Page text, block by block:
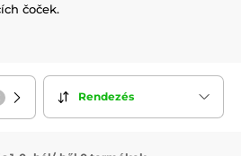
čoček.
Rendezés